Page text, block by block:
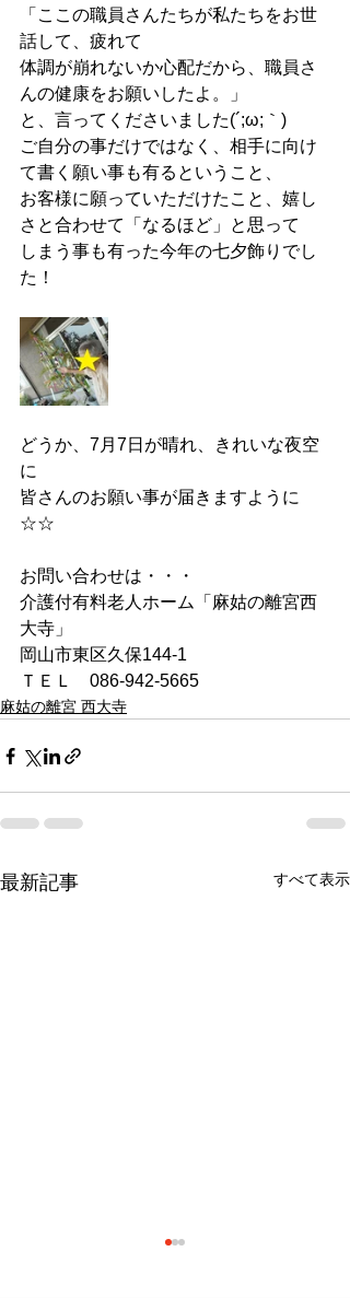
「ここの職員さんたちが私たちをお世
話して、疲れて
体調が崩れないか心配だから、職員さ
んの健康をお願いしたよ。」
と、言ってくださいました(´;ω;｀)
ご自分の事だけではなく、相手に向け
て書く願い事も有るということ、
お客様に願っていただけたこと、嬉し
さと合わせて「なるほど」と思って
しまう事も有った今年の七夕飾りでし
た！
どうか、7月7日が晴れ、きれいな夜空
に
皆さんのお願い事が届きますように
☆☆
お問い合わせは・・・
介護付有料老人ホーム「麻姑の離宮西
大寺」
岡山市東区久保144-1
ＴＥＬ　086-942-5665
麻姑の離宮 西大寺
最新記事 すべて表示